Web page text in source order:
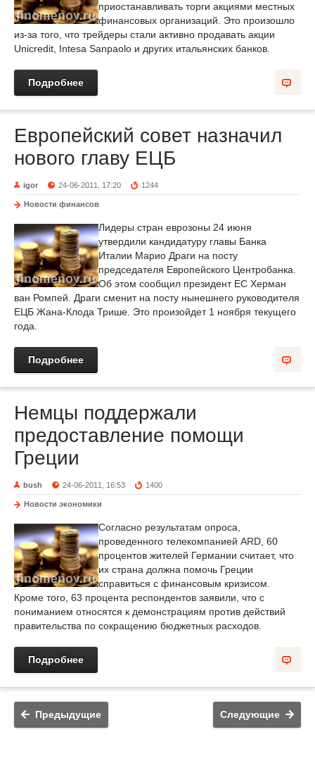
приостанавливать торги акциями местных
финансовых организаций. Это произошло
из-за того, что трейдеры стали активно продавать акции
Unicredit, Intesa Sanpaolo и других итальянских банков.
Подробнее
Европейский совет назначил
нового главу ЕЦБ
igor 24-06-2011, 17:20 1244
Новости финансов
Лидеры стран еврозоны 24 июня
утвердили кандидатуру главы Банка
Италии Марио Драги на посту
председателя Европейского Центробанка.
Об этом сообщил президент ЕС Херман
ван Ромпей. Драги сменит на посту нынешнего руководителя
ЕЦБ Жана-Клода Трише. Это произойдет 1 ноября текущего
года.
Подробнее
Немцы поддержали
предоставление помощи
Греции
bush 24-06-2011, 16:53 1400
Новости экономики
Согласно результатам опроса,
проведенного телекомпанией ARD, 60
процентов жителей Германии считает, что
их страна должна помочь Греции
справиться с финансовым кризисом.
Кроме того, 63 процента респондентов заявили, что с
пониманием относятся к демонстрациям против действий
правительства по сокращению бюджетных расходов.
Подробнее
Предыдущие Следующие